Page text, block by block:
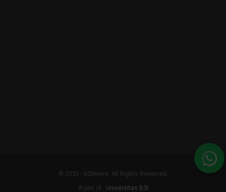
© 2026 - BSINews. All Rights Reserved.
A part of :
Universitas BSI